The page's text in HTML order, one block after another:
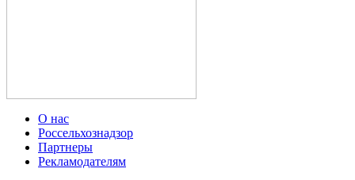
О нас
Россельхознадзор
Партнеры
Рекламодателям